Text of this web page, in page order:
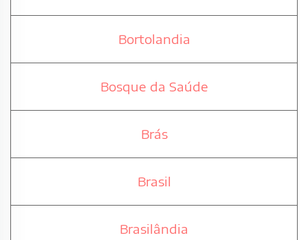
Bortolandia
Bosque da Saúde
Brás
Brasil
Brasilândia